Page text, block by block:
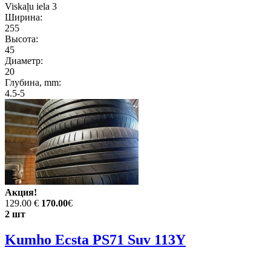
Viskaļu iela 3
Ширина:
255
Высота:
45
Диаметр:
20
Глубина, mm:
4.5-5
Акция!
129.00 € 170.00€
2 шт
Kumho Ecsta PS71 Suv 113Y